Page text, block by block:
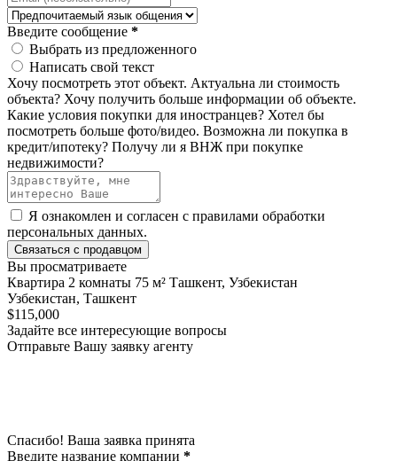
Введите сообщение *
Выбрать из предложенного
Написать свой текст
Хочу посмотреть этот объект. Актуальна ли стоимость
объекта? Хочу получить больше информации об объекте.
Какие условия покупки для иностранцев? Хотел бы
посмотреть больше фото/видео. Возможна ли покупка в
кредит/ипотеку? Получу ли я ВНЖ при покупке
недвижимости?
Я ознакомлен и согласен с правилами обработки
персональных данных.
Связаться с продавцом
Вы просматриваете
Квартира 2 комнаты 75 м² Ташкент, Узбекистан
Узбекистан, Ташкент
$115,000
Задайте все интересующие вопросы
Отправьте Вашу заявку агенту
Спасибо! Ваша заявка принята
Введите название компании *